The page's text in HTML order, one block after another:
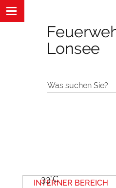
Was suchen Sie?
INTERNER BEREICH
33°C